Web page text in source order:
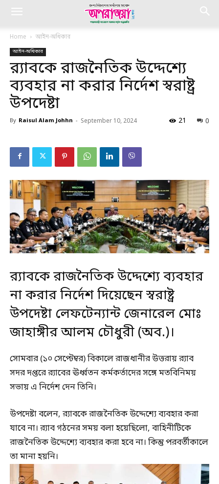
Home আইন-অধিকার
আইন-অধিকার
র‍্যাবকে রাজনৈতিক উদ্দেশ্যে
ব্যবহার না করার নির্দেশ স্বরাষ্ট্র
উপদেষ্টা
By Raisul Alam Johhn - September 10, 2024 0
21
র‍্যাবকে রাজনৈতিক উদ্দেশ্যে ব্যবহার
না করার নির্দেশ দিয়েছেন স্বরাষ্ট্র
উপদেষ্টা লেফটেন্যান্ট জেনারেল মোঃ
জাহাঙ্গীর আলম চৌধুরী (অব.)।
সোমবার (১০ সেপ্টেম্বর) বিকালে রাজধানীর উত্তরায় র‍্যাব
সদর দপ্তরে র‍্যাবের ঊর্ধ্বতন কর্মকর্তাদের সঙ্গে মতবিনিময়
সভায় এ নির্দেশ দেন তিনি।
উপদেষ্টা বলেন, র‍্যাবকে রাজনৈতিক উদ্দেশ্যে ব্যবহার করা
যাবে না। র‍্যাব গঠনের সময় বলা হয়েছিলো, বাহিনীটিকে
রাজনৈতিক উদ্দেশ্যে ব্যবহার করা হবে না। কিন্তু পরবর্তীকালে
তা মানা হয়নি।